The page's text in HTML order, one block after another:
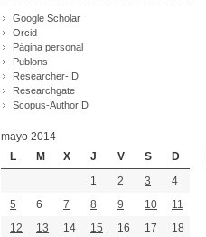
Google Scholar
Orcid
Página personal
Publons
Researcher-ID
Researchgate
Scopus-AuthorID
mayo 2014
L
M X J V S
D
1
2 3
4
5
6 7 8 9 10
11
12
13 14 15 16 17
18